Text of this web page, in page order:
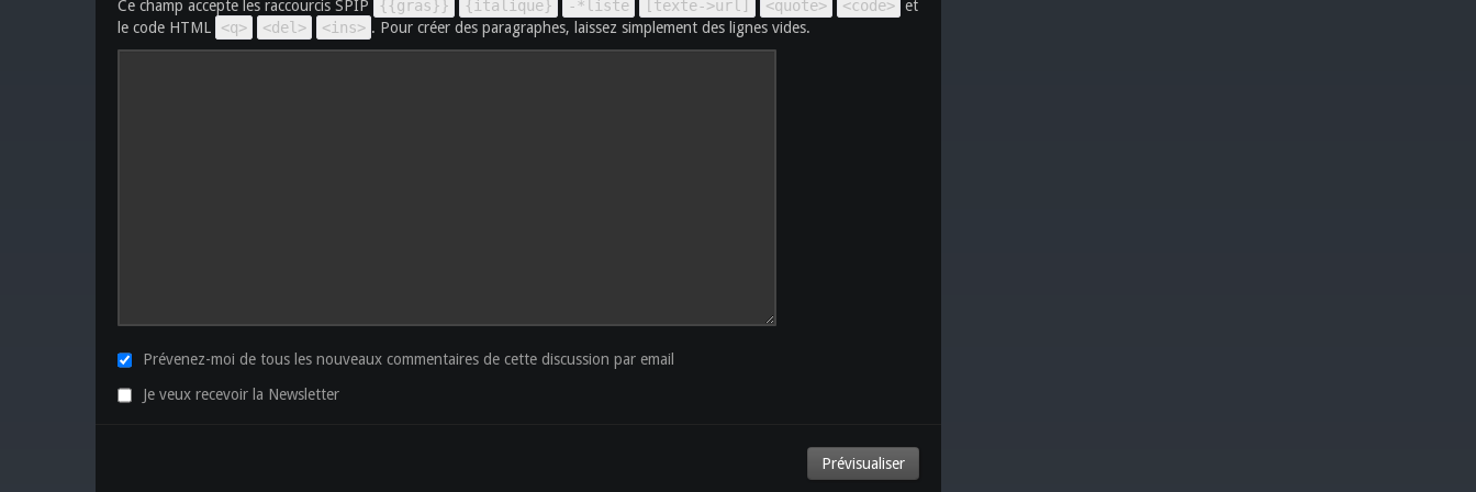
Ce champ accepte les raccourcis SPIP
{{gras}} {italique} -*liste [texte->url] <quote> <code> et
le code HTML
<q> <del> <ins> . Pour créer des paragraphes, laissez simplement des lignes vides.
Prévenez-moi de tous les nouveaux commentaires de cette discussion par email
Je veux recevoir la Newsletter